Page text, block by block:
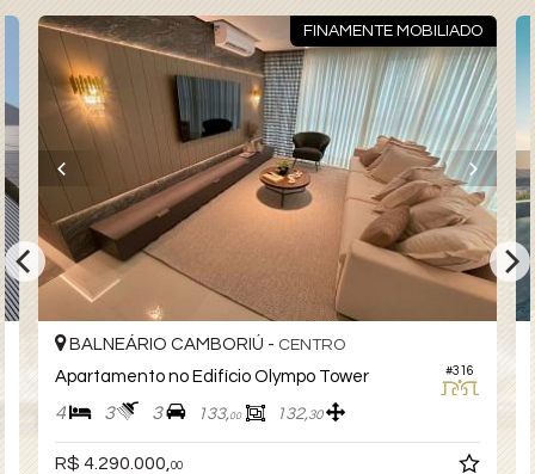
FINAMENTE MOBILIADO
#316
BALNEÁRIO CAMBORIÚ - CENTRO
Apartamento no Edifício Olympo Tower
4 3 3 133,00 132,30
R$ 4.290.000,00